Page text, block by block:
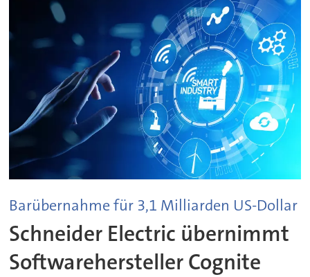
Barübernahme für 3,1 Milliarden US-Dollar
Schneider Electric übernimmt
Softwarehersteller Cognite